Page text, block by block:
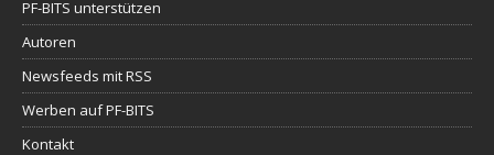
PF-BITS unterstützen
Autoren
Newsfeeds mit RSS
Werben auf PF-BITS
Kontakt